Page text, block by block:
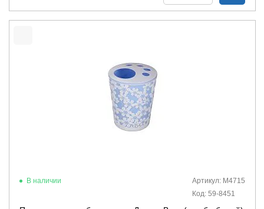
В наличии
Артикул: М4715
Код: 59-8451